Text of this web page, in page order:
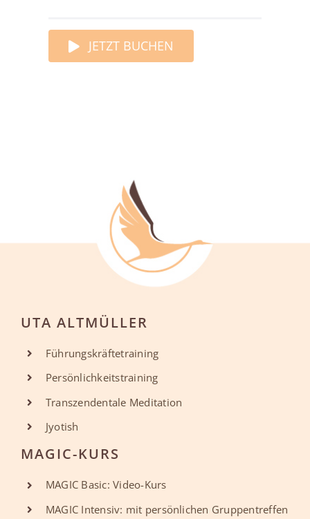
JETZT BUCHEN
UTA ALTMÜLLER
Führungskräftetraining
Persönlichkeitstraining
Transzendentale Meditation
Jyotish
MAGIC-KURS
MAGIC Basic: Video-Kurs
MAGIC Intensiv: mit persönlichen Gruppentreffen